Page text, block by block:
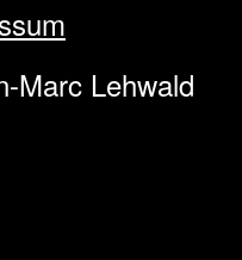
Marc Lehwald